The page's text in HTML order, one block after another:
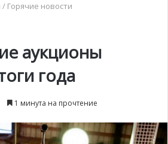
/ Горячие новости
аукционы
года
1 минута на прочтение